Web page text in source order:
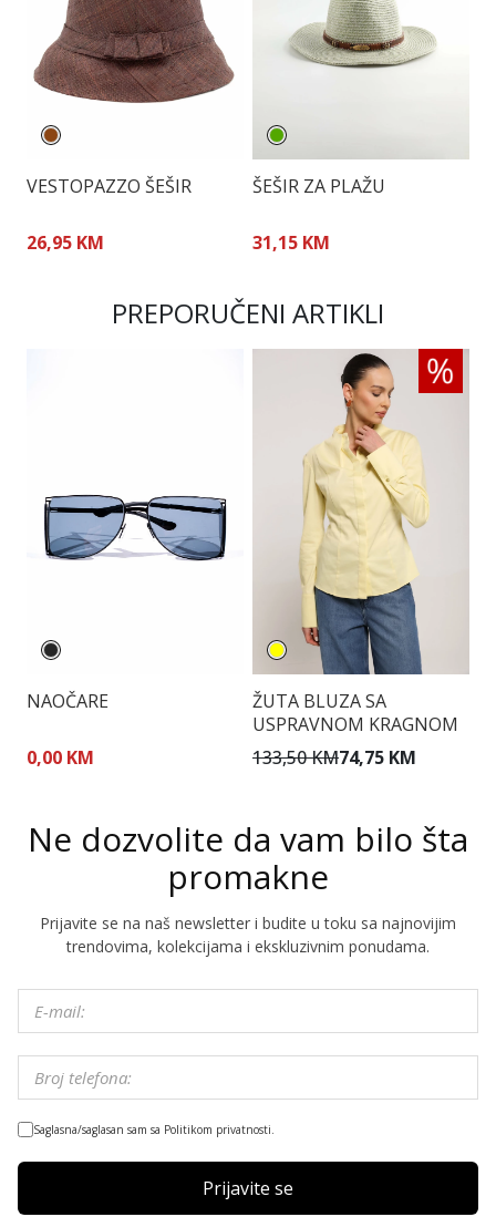
VESTOPAZZO ŠEŠIR
26,95 KM
ŠEŠIR ZA PLAŽU
31,15 KM
PREPORUČENI ARTIKLI
NAOČARE
0,00 KM
ŽUTA BLUZA SA
USPRAVNOM KRAGNOM
133,50 KM74,75 KM
Ne dozvolite da vam bilo šta
promakne
Prijavite se na naš newsletter i budite u toku sa najnovijim
trendovima, kolekcijama i ekskluzivnim ponudama.
Saglasna/saglasan sam sa Politikom privatnosti.
Prijavite se